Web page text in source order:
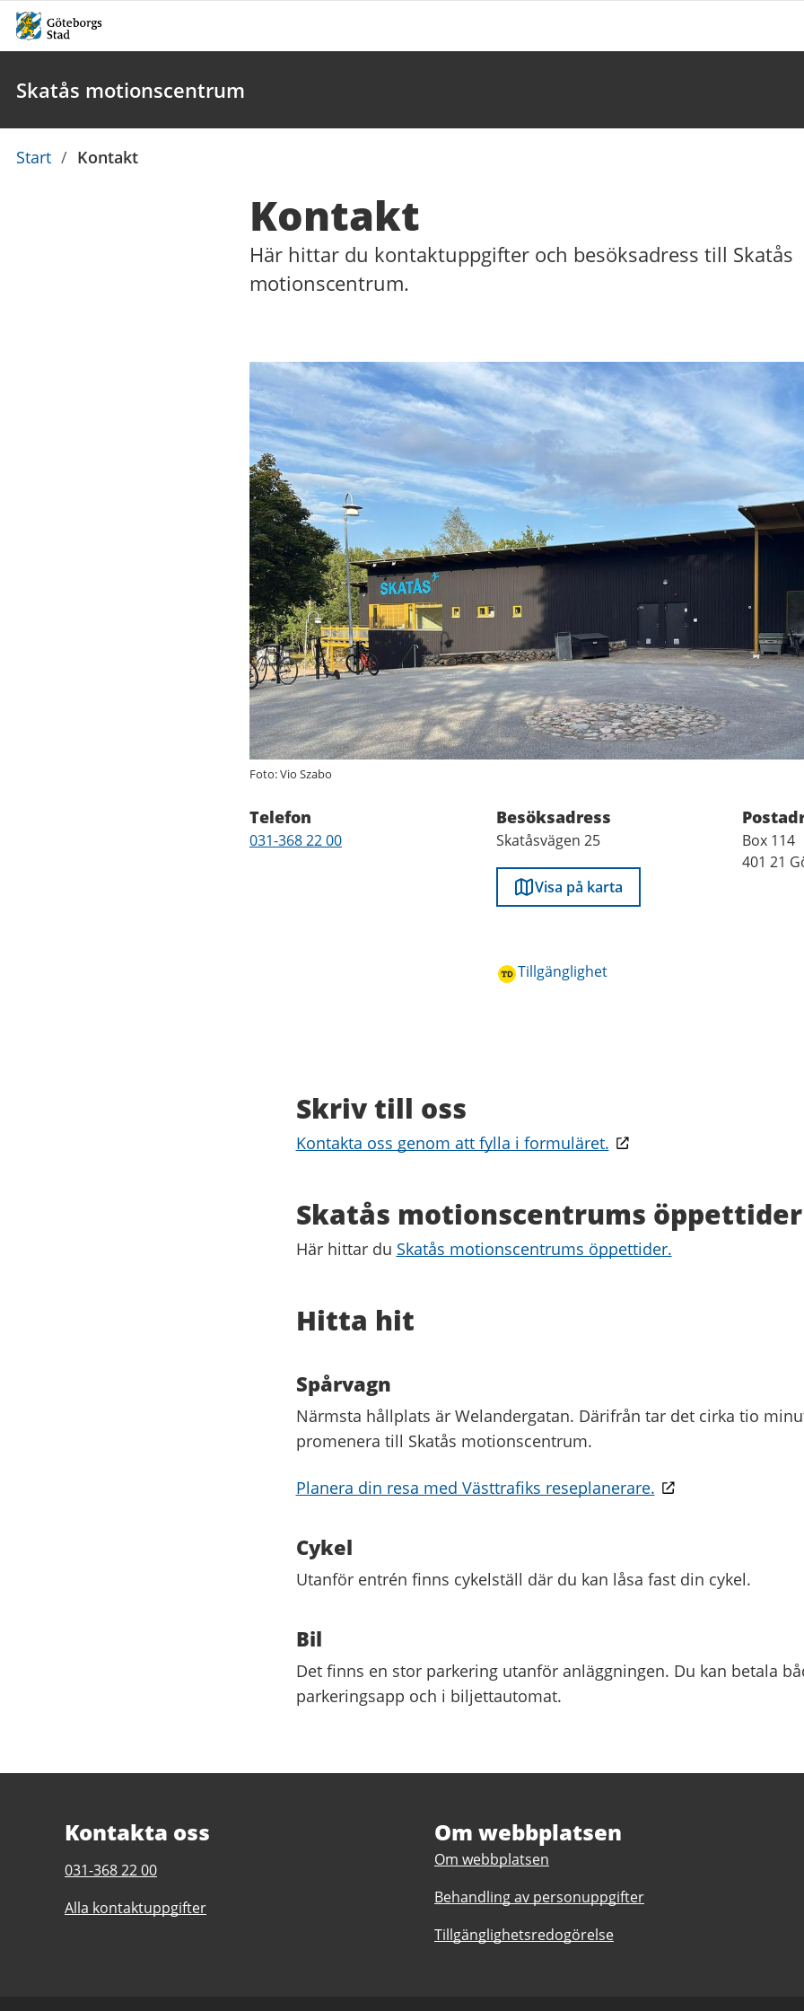
Skatås motionscentrum
Du
Start / Kontakt
Kontakt
Här hittar du kontaktuppgifter och besöksadress till Skatås
motionscentrum.
Kontaktuppgifter
Foto: Vio Szabo
Telefon
Telefon
031-368 22 00
Besöksadress
Skatåsvägen 25
Visa på karta
Tillgänglighet
Box 114
401 21
Skriv till oss
Kontakta oss genom att fylla i formuläret.
Skatås motionscentrums öppettider
Här hittar du Skatås motionscentrums öppettider.
Hitta hit
Spårvagn
Närmsta hållplats är Welandergatan. Därifrån tar det cirka tio
promenera till Skatås motionscentrum.
Planera din resa med Västtrafiks reseplanerare.
Cykel
Utanför entrén finns cykelställ där du kan låsa fast din cykel.
Bil
Det finns en stor parkering utanför anläggningen. Du kan betala
parkeringsapp och i biljettautomat.
Kontakta oss
Telefonnummer
Skatås
031-368 22 00
Alla kontaktuppgifter
Om webbplatsen
Om webbplatsen
Behandling av personuppgifter
Tillgänglighetsredogörelse